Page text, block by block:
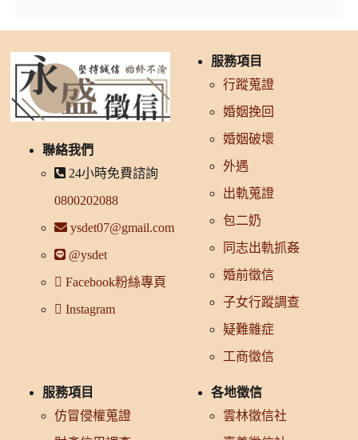
聯絡我們
24小時免費諮詢
0800202088
ysdet07@gmail.com
@ysdet
Facebook粉絲專頁
Instagram
服務項目
行蹤蒐證
婚姻挽回
婚姻破壞
外遇
出軌蒐證
包二奶
同志出軌抓姦
婚前徵信
子女行蹤調查
疑難雜症
工商徵信
服務項目
仿冒侵權蒐證
各地徵信
雲林徵信社